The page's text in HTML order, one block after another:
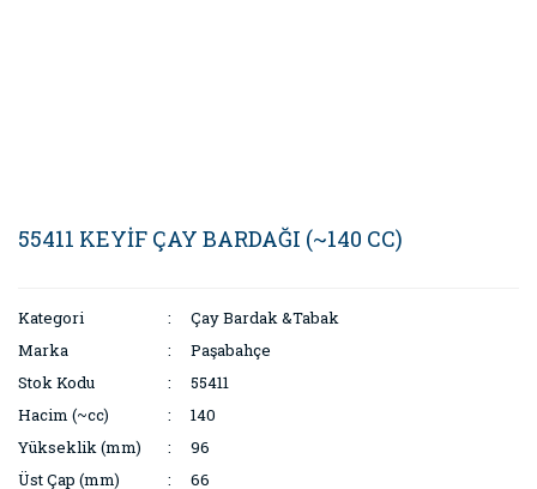
55411 KEYİF ÇAY BARDAĞI (~140 CC)
Kategori
Çay Bardak &Tabak
Marka
Paşabahçe
Stok Kodu
55411
Hacim (~cc)
140
Yükseklik (mm)
96
Üst Çap (mm)
66